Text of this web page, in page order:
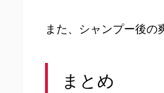
また、シャンプー後の
まとめ